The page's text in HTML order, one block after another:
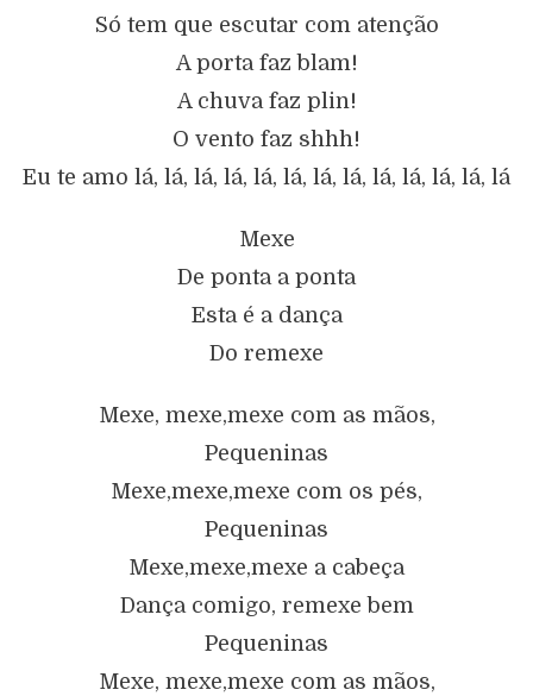
Só tem que escutar com atenção
A porta faz blam!
A chuva faz plin!
O vento faz shhh!
Eu te amo lá, lá, lá, lá, lá, lá, lá, lá, lá, lá, lá, lá, lá
Mexe
De ponta a ponta
Esta é a dança
Do remexe
Mexe, mexe,mexe com as mãos,
Pequeninas
Mexe,mexe,mexe com os pés,
Pequeninas
Mexe,mexe,mexe a cabeça
Dança comigo, remexe bem
Pequeninas
Mexe, mexe,mexe com as mãos,